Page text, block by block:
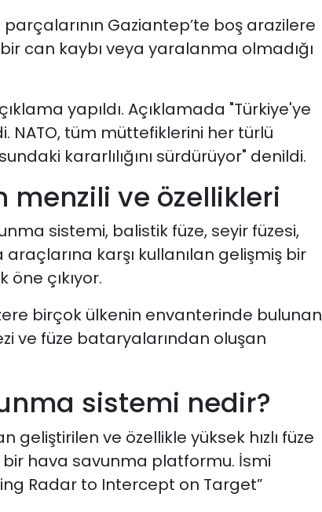
Gaziantep’te boş arazilere
can kaybı veya yaralanma olmadığı
yapıldı. Açıklamada "Türkiye'ye
NATO, tüm müttefiklerini her türlü
kararlılığını sürdürüyor" denildi.
menzili ve özellikleri
sistemi, balistik füze, seyir füzesi,
karşı kullanılan gelişmiş bir
çıkıyor.
birçok ülkenin envanterinde bulunan
ve füze bataryalarından oluşan
sistemi nedir?
geliştirilen ve özellikle yüksek hızlı füze
hava savunma platformu. İsmi
Radar to Intercept on Target”